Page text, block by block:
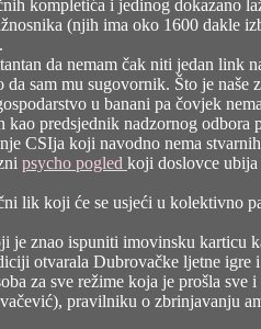
kompletića i jedinog dokazano
(njih ima oko 1600 dakle
da nemam čak niti jedan
sam mu sugovornik. Što je
u banani pa čovjek
predsjednik nadzornog
CSIja koji navodno nema
psycho pogled koji doslovce ubija
lik koji će se usjeći u kolektivno
znao ispuniti imovinsku karticu
otvarala Dubrovačke ljetne igre
za sve režime koja je prošla
pravilniku o zbrinjavanju